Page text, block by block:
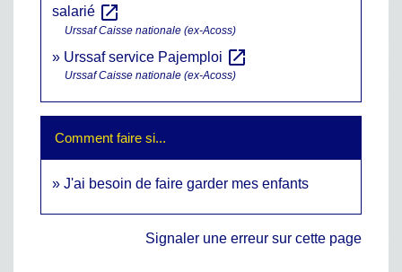
salarié open_in_new
Urssaf Caisse nationale (ex-Acoss)
Urssaf service Pajemploi open_in_new
Urssaf Caisse nationale (ex-Acoss)
Comment faire si...
J'ai besoin de faire garder mes enfants
Signaler une erreur sur cette page